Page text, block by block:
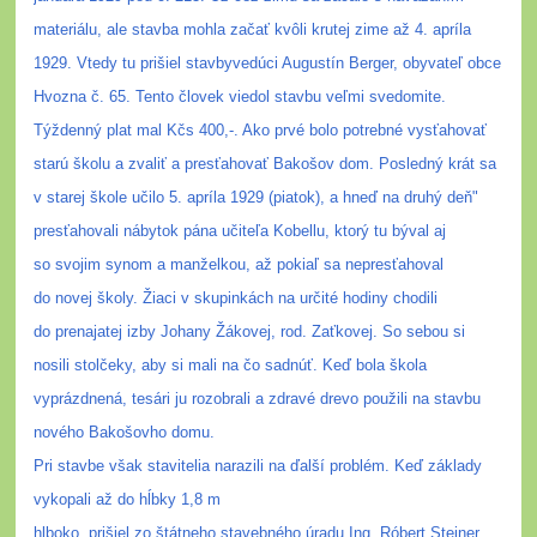
materiálu, ale stavba mohla začať kvôli krutej zime až4. apríla
1929. Vtedy tu prišiel stavbyvedúci Augustín Berger, obyvateľ obce
Hvozna č. 65. Tento človek viedol stavbu veľmi svedomite.
Týždenný plat mal Kčs 400,-. Ako prvé bolo potrebné vysťahovať
starú školu a zvaliť a presťahovať Bakošov dom. Posledný krát sa
v starej škole učilo 5. apríla 1929 (piatok), a hneď na druhý deň"
presťahovali nábytok pána učiteľa Kobellu, ktorý tu býval aj
so svojim synom a manželkou, až pokiaľ sa nepresťahoval
do novej školy. Žiaci v skupinkách na určité hodiny chodili
do prenajatej izby Johany Žákovej, rod. Zaťkovej. So sebou si
nosili stolčeky, aby si mali na čo sadnúť. Keď bola škola
vyprázdnená, tesári ju rozobrali a zdravé drevo použili na stavbu
nového Bakošovho domu.
Pri stavbe však stavitelia narazili na ďalší problém. Keď základy
vykopali až do hĺbky 1,8 m
hlboko, prišiel zo štátneho stavebného úradu Ing. Róbert Steiner,